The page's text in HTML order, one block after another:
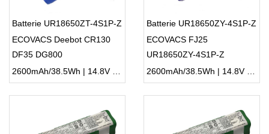
Batterie UR18650ZT-4S1P-Z
ECOVACS Deebot CR130
DF35 DG800
2600mAh/38.5Wh | 14.8V | Li-ion ...
Batterie UR18650ZY-4S1P-Z
ECOVACS FJ25
UR18650ZY-4S1P-Z
DL33/DL35
2600mAh/38.5Wh | 14.8V | Li-ion ...